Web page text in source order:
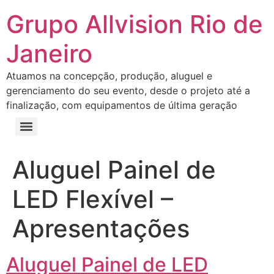
Grupo Allvision Rio de
Janeiro
Atuamos na concepção, produção, aluguel e
gerenciamento do seu evento, desde o projeto até a
finalização, com equipamentos de última geração
Aluguel Painel de
LED Flexível –
Apresentações
Aluguel Painel de LED